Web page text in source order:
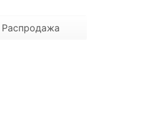
Распродажа